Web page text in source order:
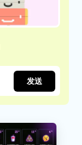
发送